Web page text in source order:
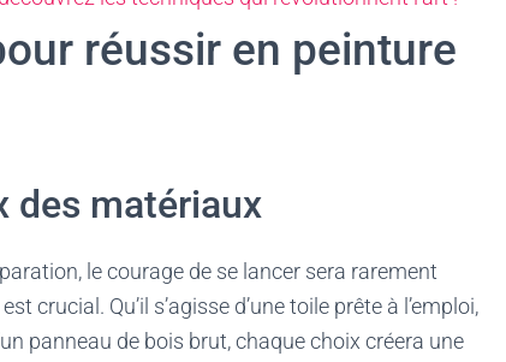
réussir en peinture
des matériaux
le courage de se lancer sera rarement
est crucial. Qu’il s’agisse d’une toile prête à l’emploi,
panneau de bois brut, chaque choix créera une